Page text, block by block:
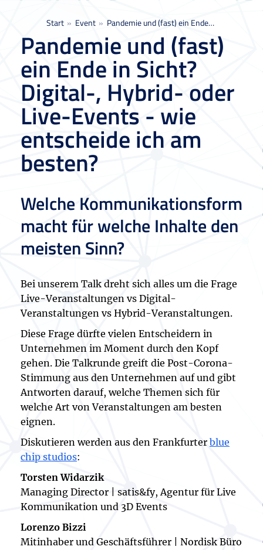
Sie befinden sich hier:
Start Event Pandemie und (fast) ein Ende…
Pandemie und (fast)
ein Ende in Sicht?
Digital-, Hybrid- oder
Live-Events - wie
entscheide ich am
besten?
Welche Kommunikationsform
macht für welche Inhalte den
meisten Sinn?
Bei unserem Talk dreht sich alles um die Frage
Live-Veranstaltungen vs Digital-
Veranstaltungen vs Hybrid-Veranstaltungen.
Diese Frage dürfte vielen Entscheidern in
Unternehmen im Moment durch den Kopf
gehen. Die Talkrunde greift die Post-Corona-
Stimmung aus den Unternehmen auf und gibt
Antworten darauf, welche Themen sich für
welche Art von Veranstaltungen am besten
eignen.
Diskutieren werden aus den Frankfurter blue
chip studios:
Torsten Widarzik
Managing Director | satis&fy, Agentur für Live
Kommunikation und 3D Events
Lorenzo Bizzi
Mitinhaber und Geschäftsführer | Nordisk Büro